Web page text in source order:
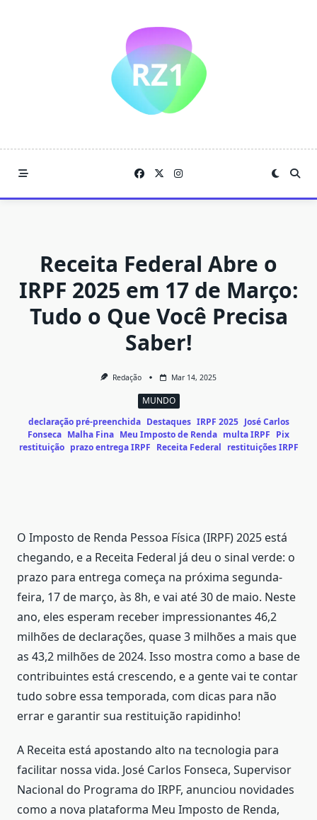
Receita Federal Abre o
IRPF 2025 em 17 de Março:
Tudo o Que Você Precisa
Saber!
Redação Mar 14, 2025
MUNDO
declaração pré-preenchida Destaques IRPF 2025 José Carlos
Fonseca Malha Fina Meu Imposto de Renda multa IRPF Pix
restituição prazo entrega IRPF Receita Federal restituições IRPF
O Imposto de Renda Pessoa Física (IRPF) 2025 está
chegando, e a Receita Federal já deu o sinal verde: o
prazo para entrega começa na próxima segunda-
feira, 17 de março, às 8h, e vai até 30 de maio. Neste
ano, eles esperam receber impressionantes 46,2
milhões de declarações, quase 3 milhões a mais que
as 43,2 milhões de 2024. Isso mostra como a base de
contribuintes está crescendo, e a gente vai te contar
tudo sobre essa temporada, com dicas para não
errar e garantir sua restituição rapidinho!
A Receita está apostando alto na tecnologia para
facilitar nossa vida. José Carlos Fonseca, Supervisor
Nacional do Programa do IRPF, anunciou novidades
como a nova plataforma Meu Imposto de Renda,